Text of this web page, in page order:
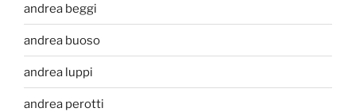
andrea beggi
andrea buoso
andrea luppi
andrea perotti